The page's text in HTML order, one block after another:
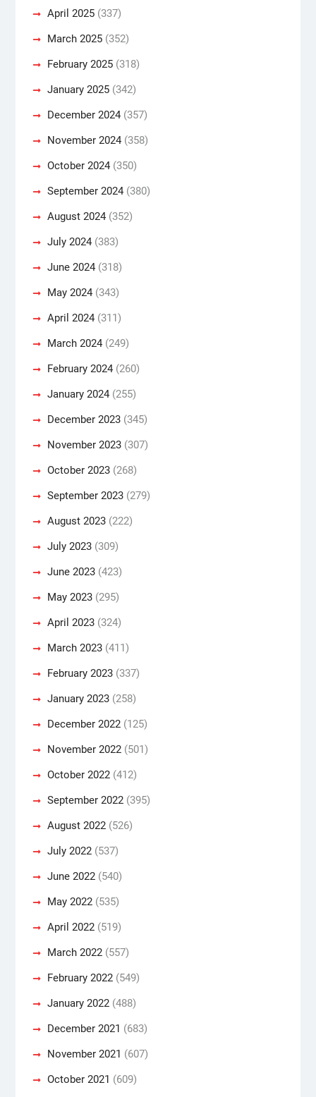
April 2025(337)
March 2025(352)
February 2025(318)
January 2025(342)
December 2024(357)
November 2024(358)
October 2024(350)
September 2024(380)
August 2024(352)
July 2024(383)
June 2024(318)
May 2024(343)
April 2024(311)
March 2024(249)
February 2024(260)
January 2024(255)
December 2023(345)
November 2023(307)
October 2023(268)
September 2023(279)
August 2023(222)
July 2023(309)
June 2023(423)
May 2023(295)
April 2023(324)
March 2023(411)
February 2023(337)
January 2023(258)
December 2022(125)
November 2022(501)
October 2022(412)
September 2022(395)
August 2022(526)
July 2022(537)
June 2022(540)
May 2022(535)
April 2022(519)
March 2022(557)
February 2022(549)
January 2022(488)
December 2021 (683)
November 2021 (607)
October 2021 (609)